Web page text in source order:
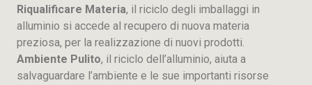
Riqualificare Materia, il riciclo degli imballaggi in
alluminio si accede al recupero di nuova materia
preziosa, per la realizzazione di nuovi prodotti.
Ambiente Pulito, il riciclo dell’alluminio, aiuta a
salvaguardare l’ambiente e le sue importanti risorse